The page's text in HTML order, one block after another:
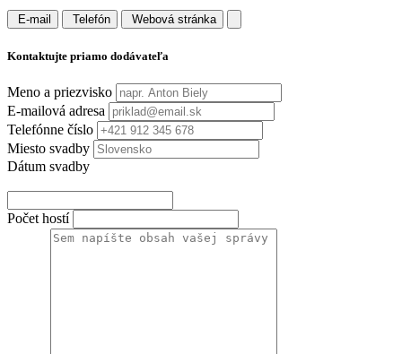
E-mail Telefón Webová stránka
Kontaktujte priamo dodávateľa
Meno a priezvisko
E-mailová adresa
Telefónne číslo
Miesto svadby
Dátum svadby
Počet hostí